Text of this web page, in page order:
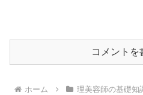
コメントを
ホーム 理美容師の基礎知